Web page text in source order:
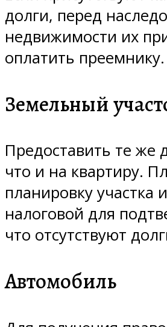
долги, перед
недвижимости их
оплатить преемнику.
Земельный
Предоставить те же
что и на квартиру.
планировку участка
налоговой для
что отсутствуют
Автомобиль